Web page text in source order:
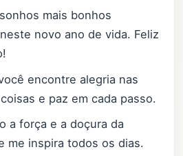
mais bonhos
novo ano de vida. Feliz
encontre alegria nas
e paz em cada passo.
a força e a doçura da
me inspira todos os dias.